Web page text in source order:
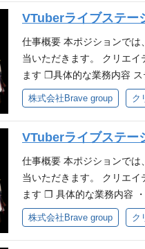
・短いスパンで多くの3D
ブ、3D LIVEの企画段階か
オリティでLIVEやイベント
ン経験(個人制作でも可) ・
パーパス『世界に、日本の
る方 ・自発的な貢献意欲
長を実感したい方 ・自身の
分まで品質にこだわれる
SIC」等が実施する3D LIVE
す。また、オフラインイベ
ラインライブ） ❐当ポジシ
成できるか？」等、バーチ
スタジオ部の責任者や、
を目指すことができる
等)の実務経験 ・CM、MV
験 上記に加え、下記いずれ
のDCCツールの実務使用経
ムレンダリングでの制作に
演出に関する知識 ・空間
に、日本の冒険心を』・ミ
貢献意欲を発揮し、新しい
方 ・自身の仕事に責任を
だわれる方 ・互いにリス
ションに所属いただくスタ
MUSIC」等が実施する3D
門です。 また、オフライ
為、多くの経験を積める ・
リティ管理に携わる事が出
VTuberライブステー
仕事概要 本ポジションでは
当いただきます。 クリエ
ます ❐具体的な業務内容
オペレーション ❐開発環境
Unity（C#） プロジェクト
よりハイクオリティで、フ
らのご応募をお待ちしてい
ツの実務経験 ❐歓迎要件 バ
どのご経験 Unityタイムラ
プロセスの知見 エフェク
求める人物像 Brave group
うちぬけ』を一緒に体現で
行錯誤をしながら自己成長
株式会社Brave group ク
VTuberライブステー
仕事概要 本ポジションでは
当いただきます。 クリエ
ます ❐ 具体的な業務内容
・当日オペレーション ・チ
otion、Slack、Discord 等
以上) ・チームのリード経
株式会社Brave group ク